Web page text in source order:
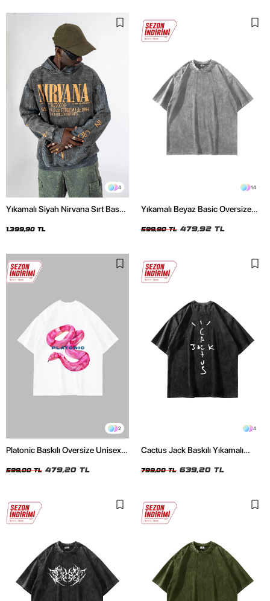
4
Yıkamalı Siyah Nirvana Sırt Baskılı
1.399,90 TL
14
Yıkamalı Beyaz Basic Oversize
599,90 TL 479,92 TL
2
Platonic Baskılı Oversize Unisex
599,00 TL 479,20 TL
4
Cactus Jack Baskılı Yıkamalı
799,00 TL 639,20 TL